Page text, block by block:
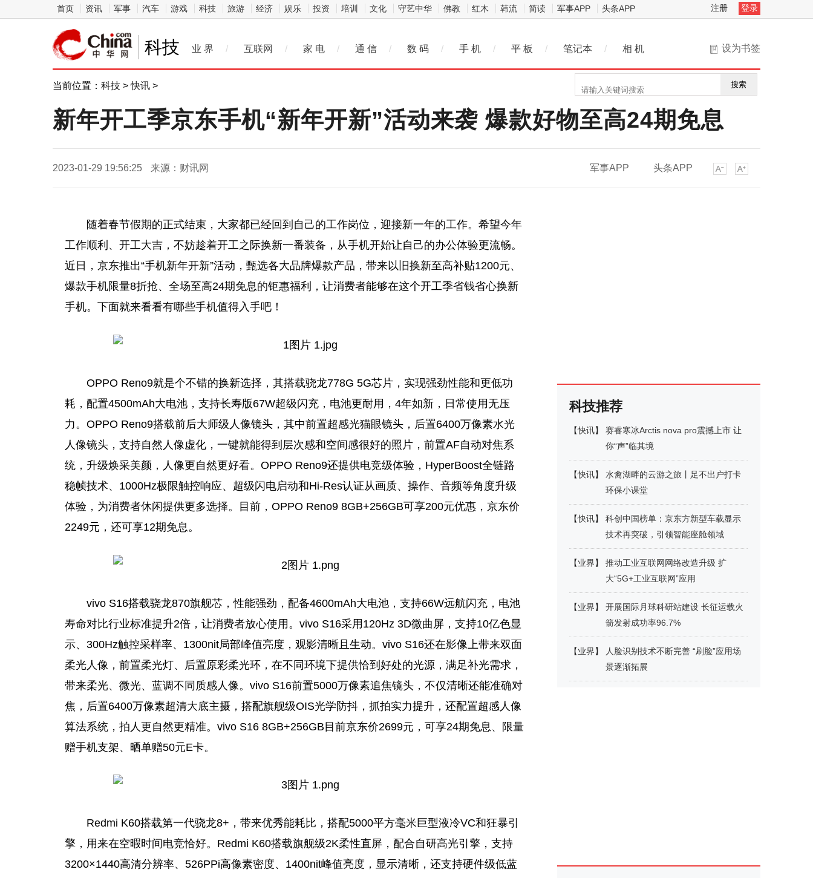
首页 资讯 军事 汽车 游戏 科技 旅游 经济 娱乐 投资 培训 文化 守艺中华 佛教 红木 韩流 简读 军事APP 头条APP 注册 登录
科技 设为书签
业 界 / 互联网 / 家 电 / 通 信 / 数 码 / 手 机 / 平 板 / 笔记本 / 相 机
当前位置： 科技 >快讯 > 搜索
新年开工季京东手机“新年开新”活动来袭 爆款好物至高24期免息
2023-01-29 19:56:25 来源：财讯网 军事APP 头条APP
随着春节假期的正式结束，大家都已经回到自己的工作岗位，迎接新一年的工作。希望今年
工作顺利、开工大吉，不妨趁着开工之际换新一番装备，从手机开始让自己的办公体验更流畅。
近 日，京东推出“手机新年开新”活动，甄选各大品牌爆款产品，带来以旧换新至高补贴1200元、
爆款手机限量8折抢、全场至高24期免息的钜惠福利，让消费者能够在这个开工季省钱省心换新
手机。下面就来看看有哪些手机值得入手吧！
OPPO Reno9就是个不错的换新选择，其搭载骁龙778G 5G芯片，实现强劲性能和更低功
耗，配置4500mAh大电池，支持长寿版67W超级闪充，电池更耐用，4年如新，日常使用无压
力。OPPO Reno9搭载前后大师级人像镜头，其中前置超感光猫眼镜头，后置6400万像素水光
人像镜头，支持自然人像虚化，一键就能得到层次感和空间感很好的照片，前置AF自动对焦系
统，升级焕采美颜，人像更自然更好看。OPPO Reno9还提供电竞级体验，HyperBoost全链路
稳帧技术、1000Hz极限触控响应、超级闪电启动和Hi-Res认证从画质、操作、音频等角度升级
体验，为消费者休闲提供更多选择。目前，OPPO Reno9 8GB+256GB可享200元优惠，京东价
2249元，还可享12期免息。
vivo S16搭载骁龙870旗舰芯，性能强劲，配备4600mAh大电池，支持66W远航闪充，电池
寿命对比行业标准提升2倍，让消费者放心使用。vivo S16采用120Hz 3D微曲屏，支持10亿色显
示、300Hz触控采样率、1300nit局部峰值亮度，观影清晰且生动。vivo S16还在影像上带来双面
柔光人像，前置柔光灯、后置原彩柔光环，在不同环境下提供恰到好处的光源，满足补光需求，
带来柔光、 微光、蓝调不同质感人像。vivo S16前置5000万像素追焦镜头，不仅清晰还能准确对
焦，后置6400万像素超清大底主摄，搭配旗舰级OIS光学防抖，抓拍实力提升，还配置超感人像
算法系统，拍人更自然更精准。vivo S16 8GB+256GB目前京东价2699元，可享24期免息、限量
赠手机支架、晒单赠50元E卡。
Redmi K60搭载第一代骁龙8+，带来优秀能耗比，搭配5000平方毫米巨型液冷VC和狂暴引
擎，用来在空暇时间电竞恰好。Redmi K60搭载旗舰级2K柔性直屏，配合自研高光引擎，支持
3200×1440高清分辨率、526PPi高像素密度、1400nit峰值亮度，显示清晰，还支持硬件级低蓝
科技推荐
【快讯】
赛睿寒冰Arctis nova pro震撼上市 让
你“声”临其境
【快讯】
水禽湖畔的云游之旅丨足不出户打卡
环保小课堂
【快讯】
科创中国榜单：京东方新型车载显示
技术再突破，引领智能座舱领域
【业界】
推动工业互联网网络改造升级 扩
大“5G+工业互联网”应用
【业界】
开展国际月球科研站建设 长征运载火
箭发射成功率96.7%
【业界】
人脸识别技术不断完善 “刷脸”应用场
景逐渐拓展